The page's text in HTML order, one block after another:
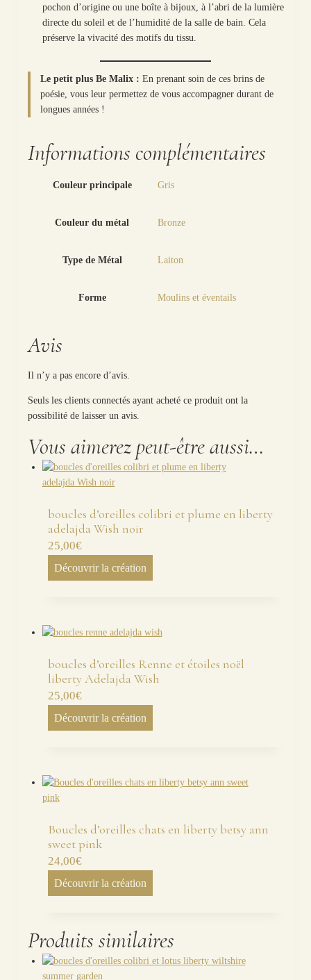
pochon d’origine ou une boîte à bijoux, à l’abri de la lumière
directe du soleil et de l’humidité de la salle de bain. Cela
préserve la vivacité des motifs du tissu.
Le petit plus Be Malix : En prenant soin de ces brins de
poésie, vous leur permettez de vous accompagner durant de
longues années !
Informations complémentaires
Couleur principale Gris
Couleur du métal Bronze
Type de Métal Laiton
Forme Moulins et éventails
Avis
Il n’y a pas encore d’avis.
Seuls les clients connectés ayant acheté ce produit ont la
possibilité de laisser un avis.
Vous aimerez peut-être aussi…
boucles d’oreilles colibri et plume en liberty
adelajda Wish noir
25,00€
Découvrir la création
boucles d’oreilles Renne et étoiles noël
liberty Adelajda Wish
25,00€
Découvrir la création
Boucles d’oreilles chats en liberty betsy ann
sweet pink
24,00€
Découvrir la création
Produits similaires